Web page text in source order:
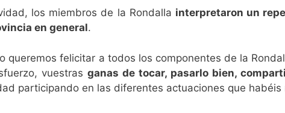
los miembros de la Rondalla interpretaron un
en general.
queremos felicitar a todos los componentes de la
vuestras ganas de tocar, pasarlo bien,
participando en las diferentes actuaciones que habéis